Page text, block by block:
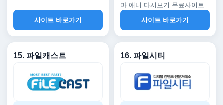
사이트 바로가기
마 애니 다시보기 무료사이트
사이트 바로가기
15. 파일캐스트 16. 파일시티